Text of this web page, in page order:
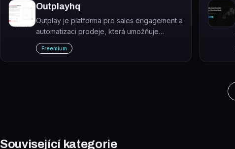
Outplayhq
Outplay je platforma pro sales engagement a
automatizaci prodeje, která umožňuje
multikanálové oslovování potenciálních
zákazníků a řízení obchodního pipeline.
Freemium
Související kategorie